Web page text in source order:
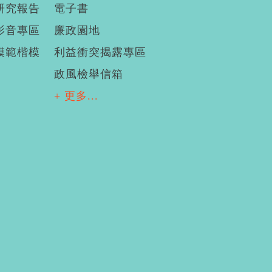
究報告
音專區
範楷模
電子書
廉政園地
利益衝突揭露專區
政風檢舉信箱
+ 更多...